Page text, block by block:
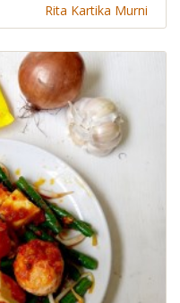
Rita Kartika Murni